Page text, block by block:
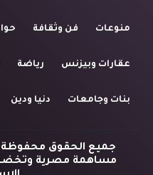
منوعات فن وثقافة
عقارات وبيزنس رياضة
بنات وجامعات دنيا ودين
جميع الحقوق محفوظة
مساهمة مصرية